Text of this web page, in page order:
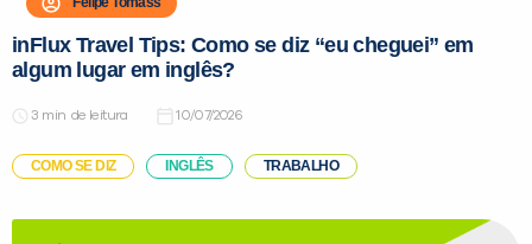
inFlux Travel Tips: Como se diz “eu cheguei” em
algum lugar em inglês?
de leitura 10/07/2026
COMO SE DIZ INGLÊS TRABALHO